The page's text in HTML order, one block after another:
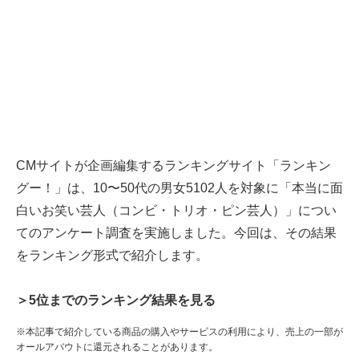
CMサイトが企画編集するランキングサイト「ランキン
グー！」は、10〜50代の男女5102人を対象に「本当に面
白いお笑い芸人（コンビ・トリオ・ピン芸人）」につい
てのアンケート調査を実施しました。今回は、その結果
をランキング形式で紹介します。
＞5位までのランキング結果を見る
※本記事で紹介している商品の購入やサービスの利用により、売上の一部が
オールアバウトに還元されることがあります。